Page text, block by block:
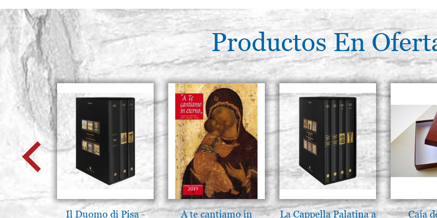
Productos En
Il Duomo di Pisa -
A te cantiamo in
La Cappella Palatina a
Caja